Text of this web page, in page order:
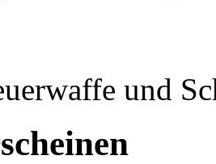
und